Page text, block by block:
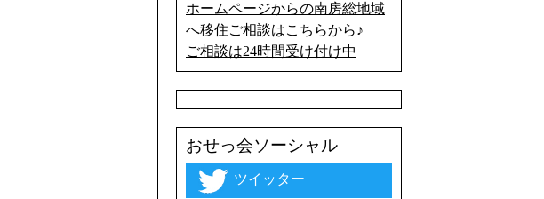
ホームページからの南房総地域
へ移住ご相談はこちらから♪
ご相談は24時間受け付け中
おせっ会ソーシャル
ツイッター